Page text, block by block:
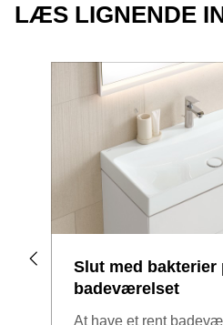
LÆS LIGNENDE
Slut med bakterier
badeværelset
At have et rent